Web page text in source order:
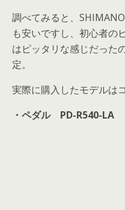
調べてみると、
も安いですし、初心者の
はピッタリな感じだった
定。
実際に購入したモデルは
・ペダル PD-R540-LA